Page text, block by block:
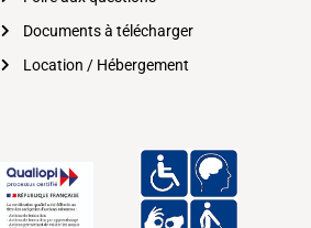
Documents à télécharger
Location / Hébergement